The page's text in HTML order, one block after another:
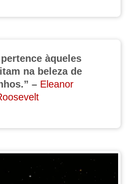
àqueles
na beleza de
– Eleanor